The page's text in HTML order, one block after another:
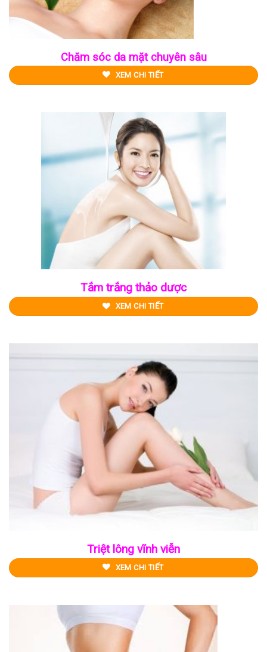
Chăm sóc da mặt chuyên sâu
XEM CHI TIẾT
Tắm trắng thảo dược
XEM CHI TIẾT
Triệt lông vĩnh viễn
XEM CHI TIẾT